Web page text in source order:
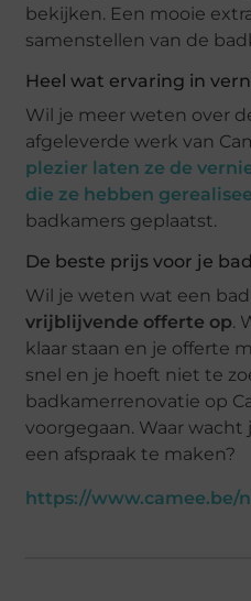
bekijken. Een mooie
samenstellen van de
Heel wat ervaring in
Wil je meer weten over
afgeleverde werk van
plezier laten ze de
die ze hebben
badkamers geplaatst.
De beste prijs voor je
Wil je weten wat een
vrijblijvende offerte op.
klaar staan en je offerte
snel en je hoeft niet te
badkamerrenovatie op
voorgegaan. Waar
een afspraak te maken?
https://www.camee.be/